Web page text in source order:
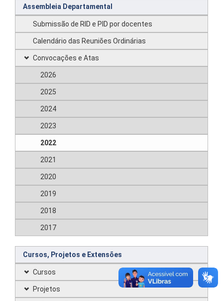
Assembleia Departamental
Submissão de RID e PID por docentes
Calendário das Reuniões Ordinárias
Convocações e Atas
2026
2025
2024
2023
2022
2021
2020
2019
2018
2017
Cursos, Projetos e Extensões
Cursos
Projetos